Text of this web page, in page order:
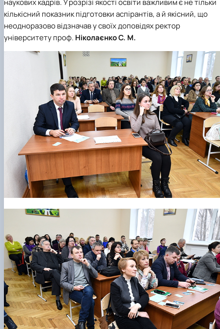
наукових кадрів. У розрізі якості освіти важливим є не тільки
кількісний показник підготовки аспірантів, а й якісний, що
неодноразово відзначав у своїх доповідях ректор
університету проф. Ніколаєнко С. М.